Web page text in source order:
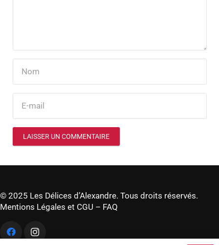
LAISSER UN COMMENTAIRE
© 2025 Les Délices d’Alexandre. Tous droits réservés.
Mentions Légales et CGU – FAQ